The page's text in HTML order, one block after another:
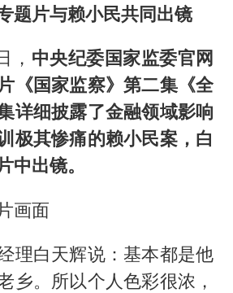
题片与赖小民共同出镜
， 中央纪委国家监委官网
《国家监察》第二集《全
详细披露了金融领域影响
极其惨痛的赖小民案，白
中出镜。
画面
理白天辉说：基本都是他
乡。所以个人色彩很浓，